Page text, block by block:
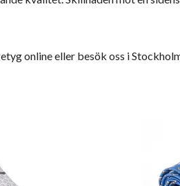
online eller besök oss i